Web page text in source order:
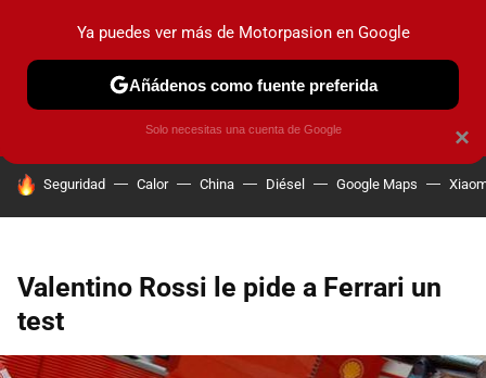
PRUEBAS COCHES ELÉCTRICOS OBSERVATORIO
HOY SE HABLA DE
Seguridad Calor China Diésel Google Maps
Valentino Rossi le pide a Ferrari un
test
×
Ya puedes ver más de Motorpasion en Google
Añádenos como fuente preferida
Solo necesitas una cuenta de Google